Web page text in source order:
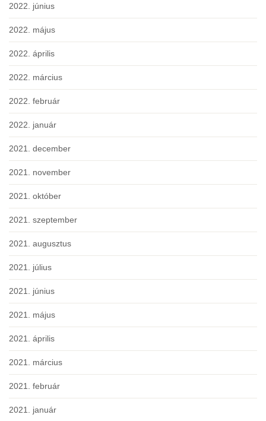
2022. június
2022. május
2022. április
2022. március
2022. február
2022. január
2021. december
2021. november
2021. október
2021. szeptember
2021. augusztus
2021. július
2021. június
2021. május
2021. április
2021. március
2021. február
2021. január